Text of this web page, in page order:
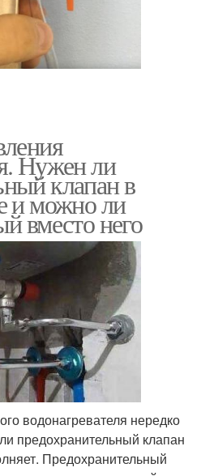
Нужен ли
клапан в
и можно ли
вместо него
водонагревателя нередко
предохранительный клапан
Предохранительный